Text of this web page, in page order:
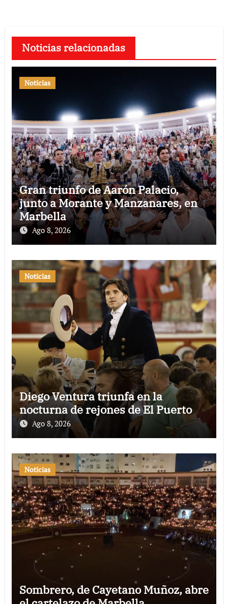
Noticias relacionadas
Noticias
Gran triunfo de Aarón Palacio,
junto a Morante y Manzanares, en
Marbella
Ago 8, 2026
Noticias
Diego Ventura triunfa en la
nocturna de rejones de El Puerto
Ago 8, 2026
Noticias
Sombrero, de Cayetano Muñoz, abre